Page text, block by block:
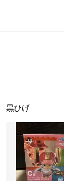
黒ひげ